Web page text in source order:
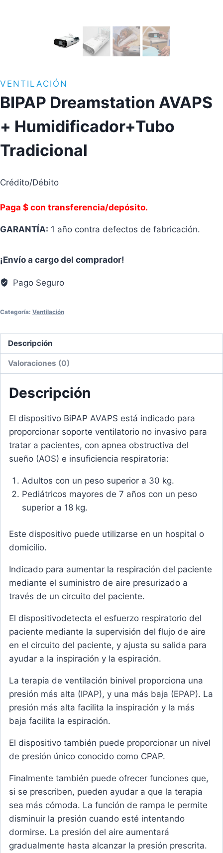
VENTILACIÓN
BIPAP Dreamstation AVAPS
+ Humidificador+Tubo
Tradicional
Crédito/Débito
Paga $ con transferencia/depósito.
GARANTÍA: 1 año contra defectos de fabricación.
¡Envío a cargo del comprador!
Pago Seguro
Categoría: Ventilación
Descripción
Valoraciones (0)
Descripción
El dispositivo BiPAP AVAPS está indicado para
proporcionar soporte ventilatorio no invasivo para
tratar a pacientes, con apnea obstructiva del
sueño (AOS) e insuficiencia respiratoria:
Adultos con un peso superior a 30 kg.
Pediátricos mayores de 7 años con un peso
superior a 18 kg.
Este dispositivo puede utilizarse en un hospital o
domicilio.
Indicado para aumentar la respiración del paciente
mediante el suministro de aire presurizado a
través de un circuito del paciente.
El dispositivodetecta el esfuerzo respiratorio del
paciente mediante la supervisión del flujo de aire
en el circuito del paciente, y ajusta su salida para
ayudar a la inspiración y la espiración.
La terapia de ventilación binivel proporciona una
presión más alta (IPAP), y una más baja (EPAP). La
presión más alta facilita la inspiración y la más
baja facilita la espiración.
El dispositivo también puede proporcionar un nivel
de presión único conocido como CPAP.
Finalmente también puede ofrecer funciones que,
si se prescriben, pueden ayudar a que la terapia
sea más cómoda. La función de rampa le permite
disminuir la presión cuando esté intentando
dormirse. La presión del aire aumentará
gradualmente hasta alcanzar la presión prescrita.